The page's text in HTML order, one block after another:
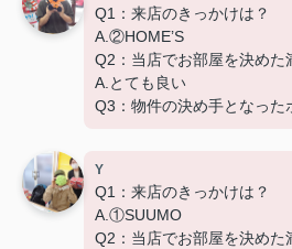
Q1：来店のきっかけは？
A.②HOME’S
Q2：当店でお部屋を決めた
A.とても良い
Q3：物件の決め手となった
Y
Q1：来店のきっかけは？
A.①SUUMO
Q2：当店でお部屋を決めた